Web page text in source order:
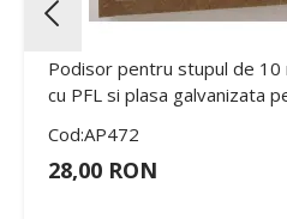
Podisor pentru stupul de 10
cu PFL si plasa galvanizata
Cod:AP472
28,00 RON